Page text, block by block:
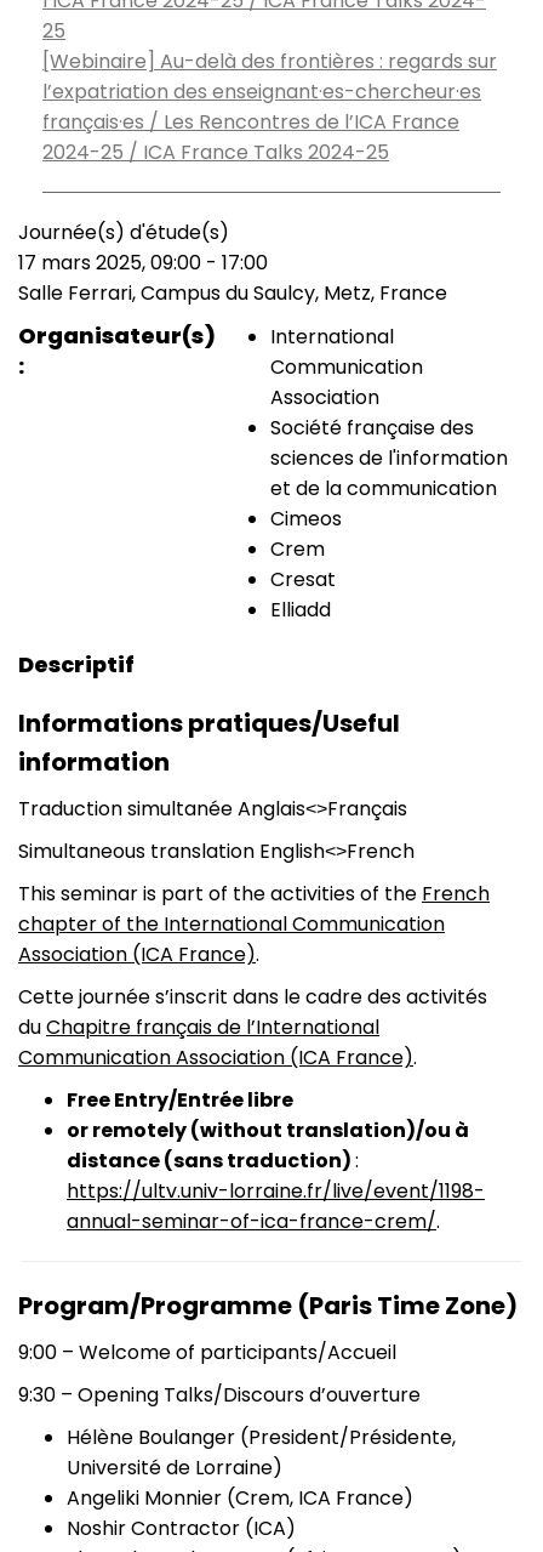
25
[Webinaire] Au-delà des frontières : regards sur
l’expatriation des enseignant·es-chercheur·es
français·es / Les Rencontres de l’ICA France
2024-25 / ICA France Talks 2024-25
Type
de
manifestation
Journée(s) d'étude(s)
Date
(smart)
17 mars 2025, 09:00 - 17:00
Lieu
Salle Ferrari, Campus du Saulcy, Metz, France
Organisateur(s)
International
Communication
Association
Société française des
sciences de l'information
et de la communication
Cimeos
Crem
Cresat
Elliadd
Descriptif
Informations pratiques/Useful
information
Traduction simultanée Anglais˂˃Français
Simultaneous translation English˂˃French
This seminar is part of the activities of the French
chapter of the International Communication
Association (ICA France).
Cette journée s’inscrit dans le cadre des activités
duChapitre français de l’International
Communication Association (ICA France).
Free Entry/Entrée libre
or remotely (without translation)/ou à
distance (sans traduction):
https://ultv.univ-lorraine.fr/live/event/1198-
annual-seminar-of-ica-france-crem/.
Program/Programme (Paris Time Zone)
9:00 – Welcome of participants/Accueil
9:30 – Opening Talks/Discours d’ouverture
Hélène Boulanger (President/Présidente,
Université de Lorraine)
Angeliki Monnier (Crem, ICA France)
Noshir Contractor (ICA)